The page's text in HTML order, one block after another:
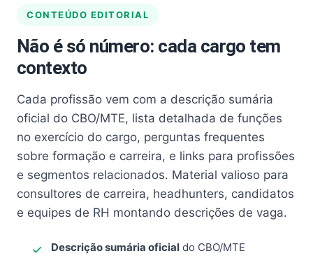
CONTEÚDO EDITORIAL
Não é só número: cada cargo tem
contexto
Cada profissão vem com a descrição sumária
oficial do CBO/MTE, lista detalhada de funções
no exercício do cargo, perguntas frequentes
sobre formação e carreira, e links para profissões
e segmentos relacionados. Material valioso para
consultores de carreira, headhunters, candidatos
e equipes de RH montando descrições de vaga.
Descrição sumária oficial do CBO/MTE